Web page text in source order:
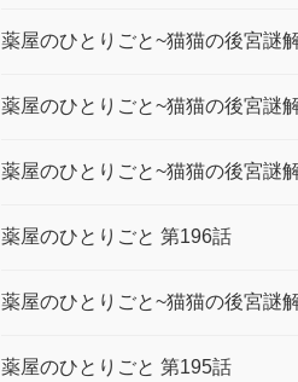
薬屋のひとりごと~猫猫の後宮謎
薬屋のひとりごと~猫猫の後宮謎
薬屋のひとりごと~猫猫の後宮謎
薬屋のひとりごと 第196話
薬屋のひとりごと~猫猫の後宮謎
薬屋のひとりごと 第195話